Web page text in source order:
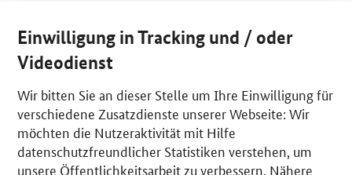
Einwilligung in Tracking und / oder
Videodienst
Wir bitten Sie an dieser Stelle um Ihre Einwilligung für
verschiedene Zusatzdienste unserer Webseite: Wir
möchten die Nutzeraktivität mit Hilfe
datenschutzfreundlicher Statistiken verstehen, um
unsere Öffentlichkeitsarbeit zu verbessern. Nähere